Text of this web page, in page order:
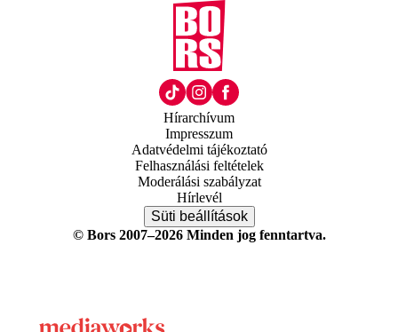
Hírarchívum
Impresszum
Adatvédelmi tájékoztató
Felhasználási feltételek
Moderálási szabályzat
Hírlevél
Süti beállítások
© Bors 2007–2026 Minden jog fenntartva.